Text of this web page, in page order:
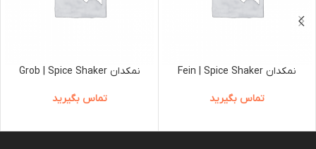
نمکدان Fein | Spice Shaker
تماس بگیرید
نمکدان Grob | Spice Shaker
تماس بگیرید